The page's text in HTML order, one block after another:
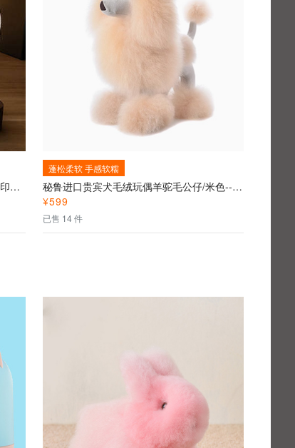
磁悬浮3D打印月球灯--创意悬浮灯 3D打印技术
蓬松柔软 手感软糯
秘鲁进口贵宾犬毛绒玩偶羊驼毛公仔/米色--高端进口秘鲁羊驼毛萌宠礼物、纯手工制作、超柔触感
¥599
已售 14 件